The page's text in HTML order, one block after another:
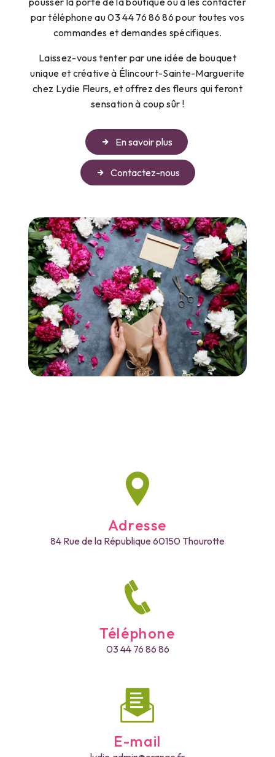
par téléphone au 03 44 76 86 86 pour toutes vos
commandes et demandes spécifiques.
Laissez-vous tenter par une idée de bouquet
unique et créative à Élincourt-Sainte-Marguerite
chez Lydie Fleurs, et offrez des fleurs qui feront
sensation à coup sûr !
En savoir plus
Contactez-nous
Adresse
84 Rue de la République60150 Thourotte
Téléphone
03 44 76 86 86
E-mail